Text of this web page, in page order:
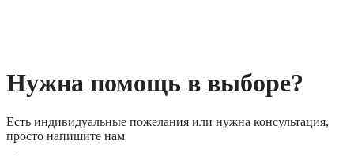
Нужна помощь в выборе?
Есть индивидуальные пожелания или нужна консультация,
просто напишите нам